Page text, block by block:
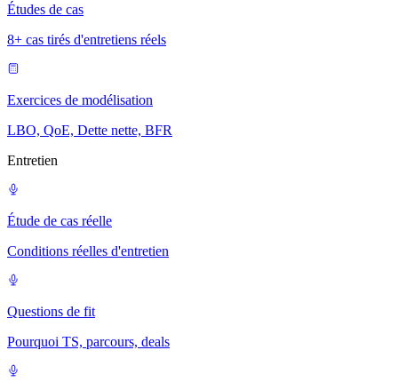
Études de cas
8+ cas tirés d'entretiens réels
Exercices de modélisation
LBO, QoE, Dette nette, BFR
Entretien
Étude de cas réelle
Conditions réelles d'entretien
Questions de fit
Pourquoi TS, parcours, deals